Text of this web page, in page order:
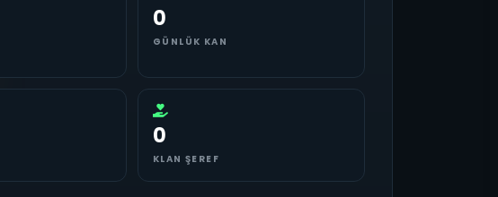
0
GÜNLÜK KAN
0
KLAN ŞEREF